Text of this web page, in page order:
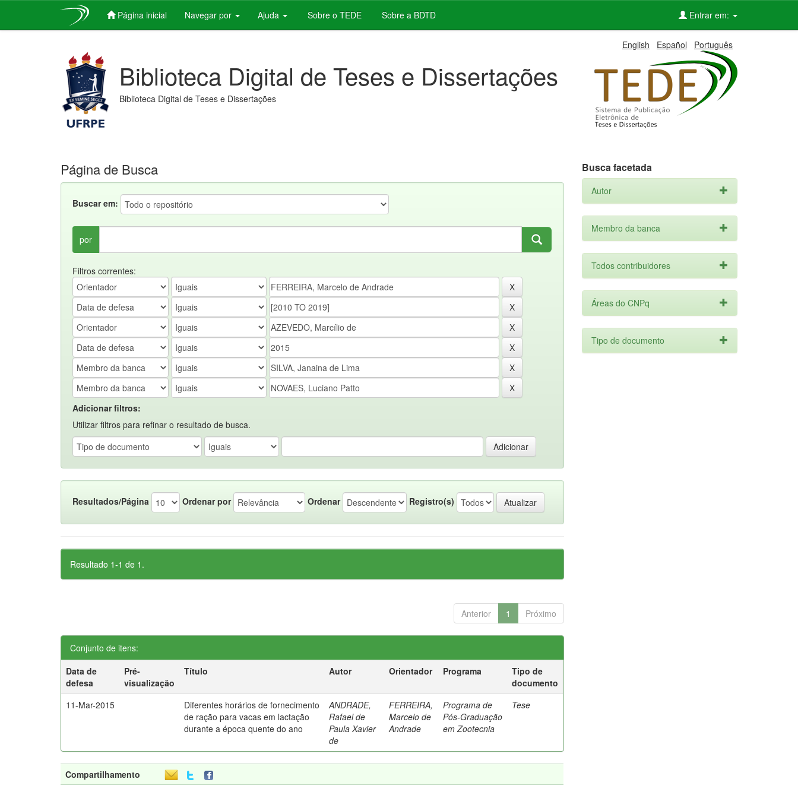
Página inicial Navegar por Ajuda Sobre o TEDE Sobre a BDTD Entrar em:
English Español Português
Biblioteca Digital de Teses e Dissertações
Biblioteca Digital de Teses e Dissertações
Página de Busca
Buscar em:
por
Filtros correntes:
Adicionar filtros:
Utilizar filtros para refinar o resultado de busca.
Resultados/Página Ordenar por Ordenar Registro(s)
Resultado 1-1 de 1.
Anterior 1 Próximo
Conjunto de itens:
Data de
defesa
Pré-
visualização
Título Autor Orientador Programa
Tipo de
documento
11-Mar-2015
Diferentes horários de fornecimento
de ração para vacas em lactação
durante a época quente do ano
ANDRADE,
Rafael de
Paula Xavier
de
FERREIRA,
Marcelo de
Andrade
Programa de
Pós-Graduação
em Zootecnia
Tese
Compartilhamento
Busca facetada
Autor
Membro da banca
Todos contribuidores
Áreas do CNPq
Tipo de documento